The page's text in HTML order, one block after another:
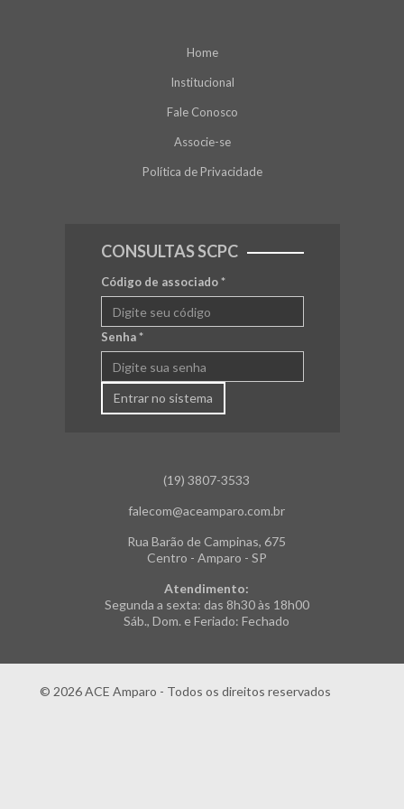
Home
Institucional
Fale Conosco
Associe-se
Política de Privacidade
CONSULTAS SCPC
Código de associado*
Senha*
Entrar no sistema
(19) 3807-3533
falecom@aceamparo.com.br
Rua Barão de Campinas, 675
Centro - Amparo - SP
Atendimento:
Segunda a sexta: das 8h30 às 18h00
Sáb., Dom. e Feriado: Fechado
© 2026 ACE Amparo - Todos os direitos reservados